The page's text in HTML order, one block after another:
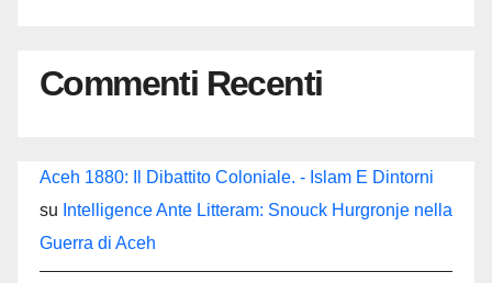
Commenti Recenti
Aceh 1880: Il Dibattito Coloniale. - Islam E Dintorni
su Intelligence Ante Litteram: Snouck Hurgronje nella
Guerra di Aceh